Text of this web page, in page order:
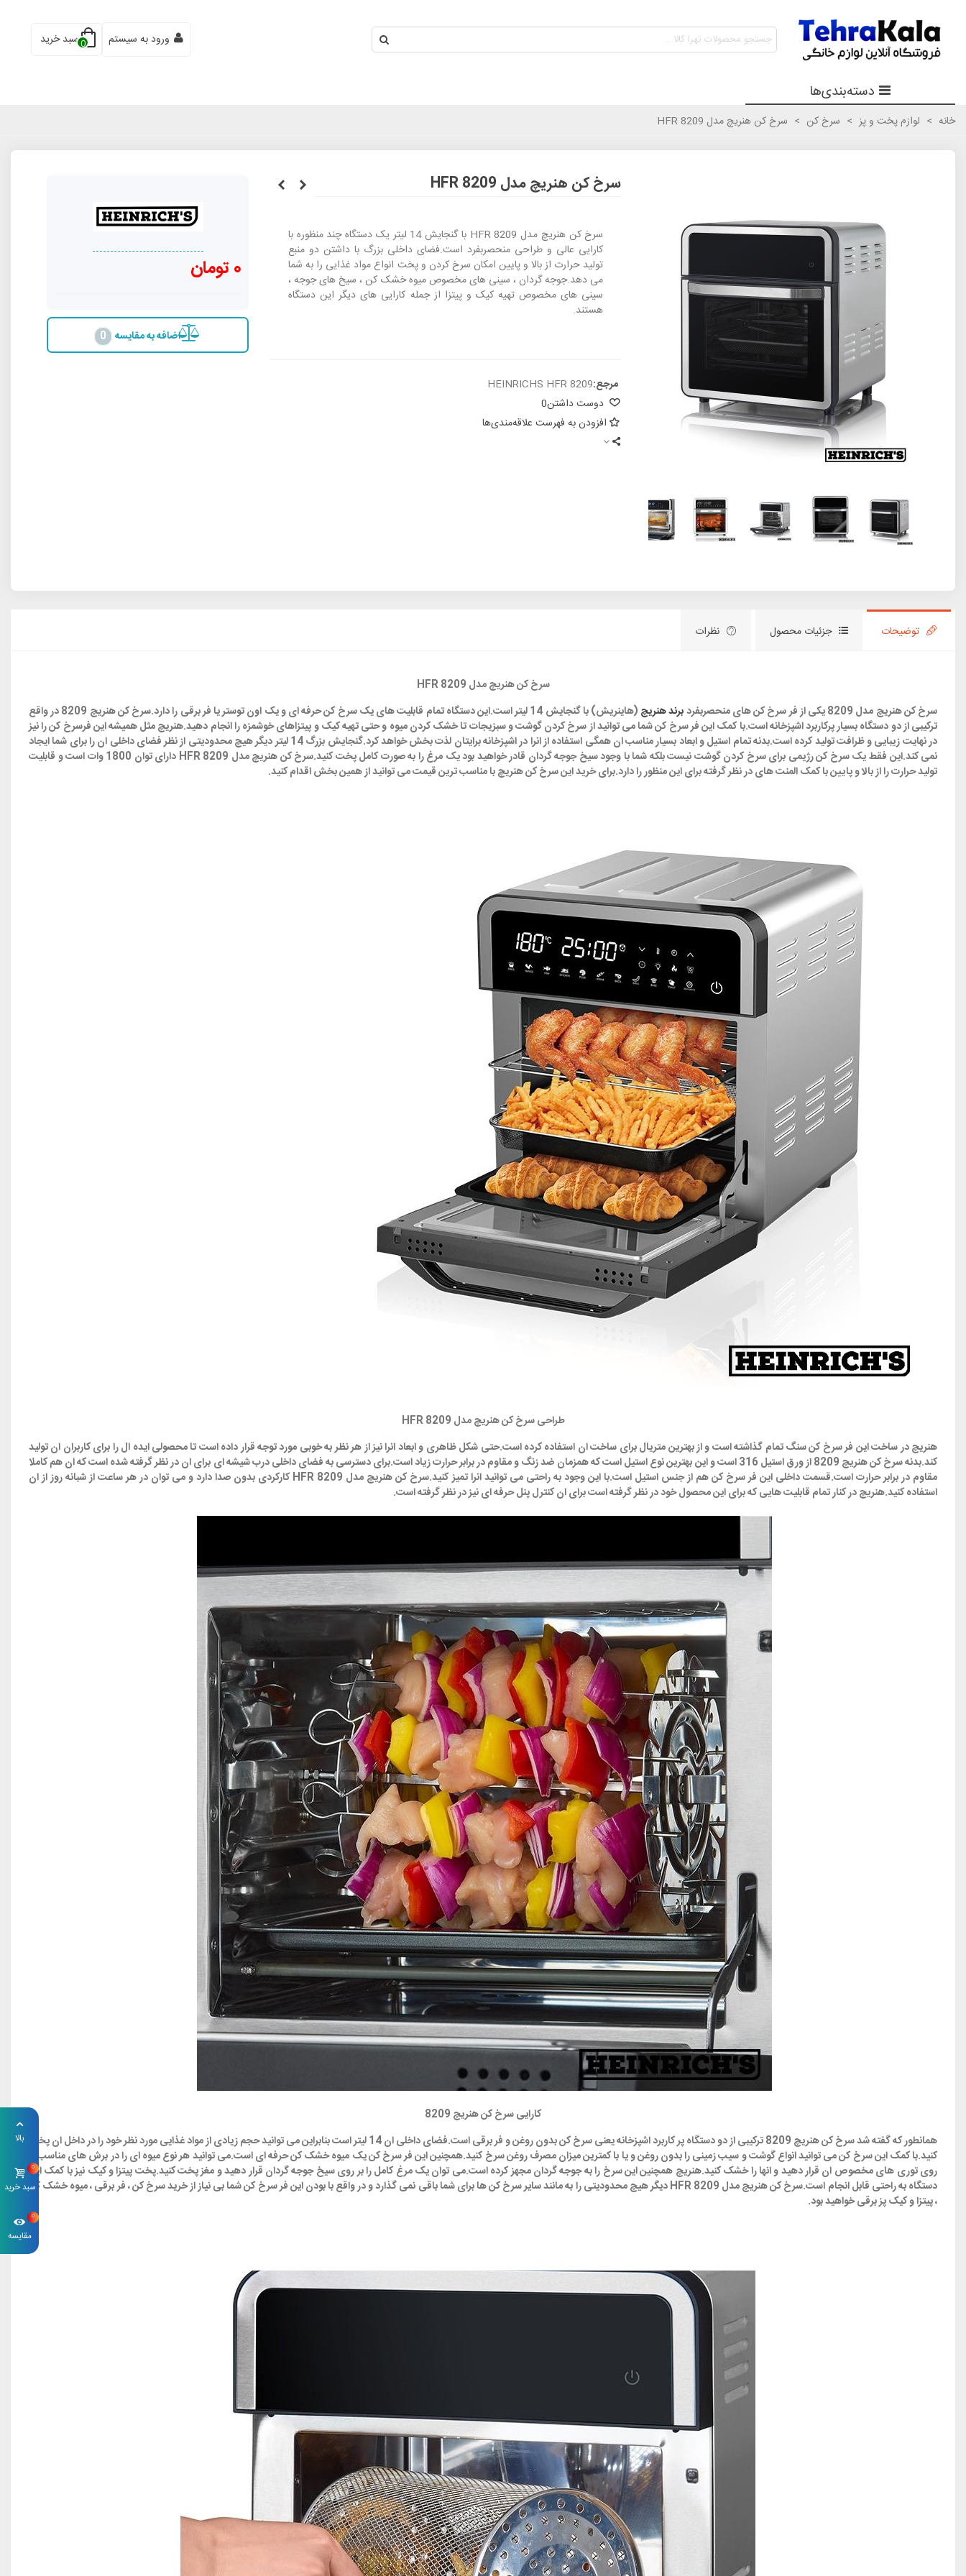
ورود به سیستم 0سبد خرید
دسته‌بندی‌ها
خانه > لوازم پخت و پز > سرخ کن > سرخ کن هنریچ مدل HFR 8209
سرخ کن هنریچ مدل HFR 8209
سرخ کن هنریچ مدل HFR 8209 با گنجایش 14 لیتر یک دستگاه چند منظوره با
کارایی عالی و طراحی منحصربفرد است.فضای داخلی بزرگ با داشتن دو منبع
تولید حرارت از بالا و پایین امکان سرخ کردن و پخت انواع مواد غذایی را به شما
می دهد.جوجه گردان ، سینی های مخصوص میوه خشک کن ، سیخ های جوجه ،
سینی های مخصوص تهیه کیک و پیتزا از جمله کارایی های دیگر این دستگاه
هستند.
مرجع:HEINRICHS HFR 8209
دوست داشتن0
افزودن به فهرست علاقه‌مندی‌ها
0 تومان
اضافه به مقایسه 0
توضیحات جزئیات محصول نظرات
سرخ کن هنریچ مدل HFR 8209
سرخ کن هنریچ مدل 8209 یکی از فر سرخ کن های منحصربفرد
برند هنریچ
(هاینریش) با گنجایش 14 لیتر است.این دستگاه تمام قابلیت های یک سرخ کن حرفه ای و یک اون توستر یا فر برقی را دارد.سرخ کن هنریچ 8209 در واقع
ترکیبی از دو دستگاه بسیار پرکاربرد اشپزخانه است.با کمک این فر سرخ کن شما می توانید از سرخ کردن گوشت و سبزیجات تا خشک کردن میوه و حتی تهیه کیک و پیتزاهای خوشمزه را انجام دهید.هنریچ مثل همیشه این فرسرخ کن را نیز
در نهایت زیبایی و ظرافت تولید کرده است.بدنه تمام استیل و ابعاد بسیار مناسب ان همگی استفاده از انرا در اشپزخانه برایتان لذت بخش خواهد کرد.گنجایش بزرگ 14 لیتر دیگر هیچ محدودیتی از نظر فضای داخلی ان را برای شما ایجاد
نمی کند.این فقط یک سرخ کن رژیمی برای سرخ کردن گوشت نیست بلکه شما با وجود سیخ جوجه گردان قادر خواهید بود یک مرغ را به صورت کامل پخت کنید.سرخ کن هنریچ مدل HFR 8209 دارای توان 1800 وات است و قابلیت
تولید حرارت را از بالا و پایین با کمک المنت های در نظر گرفته برای این منظور را دارد.برای خرید این سرخ کن هنریچ با مناسب ترین قیمت می توانید از همین بخش اقدام کنید.
طراحی سرخ کن هنریچ مدل HFR 8209
هنریچ در ساخت این فر سرخ کن سنگ تمام گذاشته است و از بهترین متریال برای ساخت ان استفاده کرده است.حتی شکل ظاهری و ابعاد انرا نیز از هر نظر به خوبی مورد توجه قرار داده است تا محصولی ایده ال را برای کاربران ان تولید
کند.بدنه سرخ کن هنریچ 8209 از ورق استیل 316 است و این بهترین نوع استیل است که همزمان ضد زنگ و مقاوم در برابر حرارت زیاد است.برای دسترسی به فضای داخلی درب شیشه ای برای ان در نظر گرفته شده است که ان هم کاملا
مقاوم در برابر حرارت است.قسمت داخلی این فر سرخ کن هم از جنس استیل است.با این وجود به راحتی می توانید انرا تمیز کنید.سرخ کن هنریچ مدل HFR 8209 کارکردی بدون صدا دارد و می توان در هر ساعت از شبانه روز از ان
استفاده کنید.هنریچ در کنار تمام قابلیت هایی که برای این محصول خود در نظر گرفته است برای ان کنترل پنل حرفه ای نیز در نظر گرفته است.
کارایی سرخ کن هنریچ 8209
همانطور که گفته شد سرخ کن هنریچ 8209 ترکیبی از دو دستگاه پر کاربرد اشپزخانه یعنی سرخ کن بدون روغن و فر برقی است.فضای داخلی ان 14 لیتر است بنابراین می توانید حجم زیادی از مواد غذایی مورد نظر خود را در داخل ان پخت
کنید.با کمک این سرخ کن می توانید انواع گوشت و سیب زمینی را بدون روغن و یا با کمترین میزان مصرف روغن سرخ کنید.همچنین این فر سرخ کن یک میوه خشک کن حرفه ای است.می توانید هر نوع میوه ای را در برش های مناسب بر
روی توری های مخصوص ان قرار دهید و انها را خشک کنید.هنریچ همچنین این سرخ را به جوجه گردان مجهز کرده است.می توان یک مرغ کامل را بر روی سیخ جوجه گردان قرار دهید و مغز پخت کنید.پخت پیتزا و کیک نیز با کمک این
دستگاه به راحتی قابل انجام است.سرخ کن هنریچ مدل HFR 8209 دیگر هیچ محدودیتی را به مانند سایر سرخ کن ها برای شما باقی نمی گذارد و در واقع با بودن این فر سرخ کن شما بی نیاز از خرید سرخ کن ، فر برقی ، میوه خشک کن
، پیتزا و کیک پز برقی خواهید بود.
بالا
سبد خرید
0
مقایسه
0